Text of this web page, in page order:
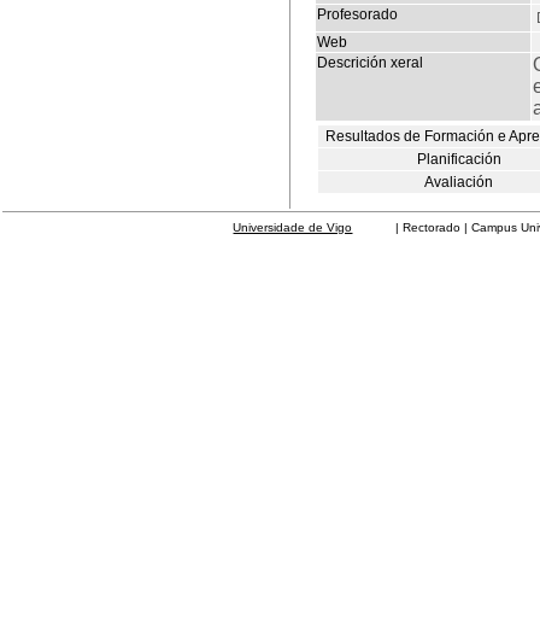
Profesorado
Web
Descrición xeral
Resultados de Formación e
Planificación
Avaliación
Universidade de Vigo | Rectorado | Campus